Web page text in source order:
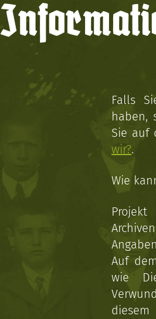
Falls
haben,
Sie auf
wir?.
Wie
Auf
wie